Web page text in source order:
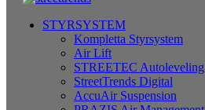
STYRSYSTEM
Kompletta Styrsystem
Air Lift
STREETEC Autoleveling
StreetTrends Digital
AccuAir Suspension